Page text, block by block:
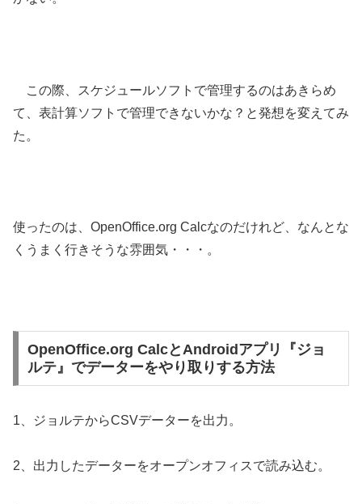
この際、スケジュールソフトで管理するのはあきらめ
て、表計算ソフトで管理できないかな？と発想を変えてみ
た。
使ったのは、OpenOffice.org Calcなのだけれど、なんとな
くうまく行きそうな雰囲気・・・。
OpenOffice.org CalcとAndroidアプリ『ジョ
ルテ』でデーターをやり取りする方法
1、ジョルテからCSVデーターを出力。
2、出力したデーターをオープンオフィスで読み込む。